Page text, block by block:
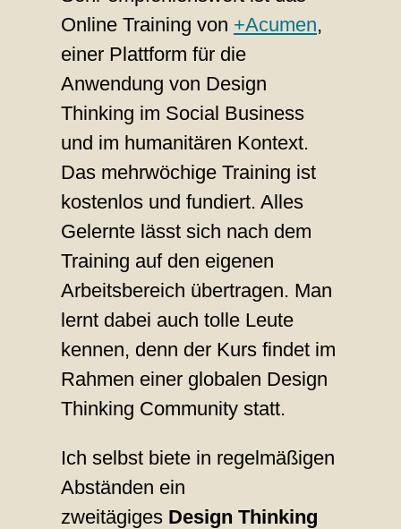
Online Training von +Acumen,
einer Plattform für die
Anwendung von Design
Thinking im Social Business
und im humanitären Kontext.
Das mehrwöchige Training ist
kostenlos und fundiert. Alles
Gelernte lässt sich nach dem
Training auf den eigenen
Arbeitsbereich übertragen. Man
lernt dabei auch tolle Leute
kennen, denn der Kurs findet im
Rahmen einer globalen Design
Thinking Community statt.
Ich selbst biete in regelmäßigen
Abständen ein
zweitägiges Design Thinking